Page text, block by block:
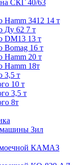
СКГ 40/63
Hamm 3412 14 т
Ду 62 7 т
DM13 13 т
Bomag 16 т
Hamm 20 т
Hamm 18т
3,5 т
10 т
3,5 т
8т
Зил
КАМАЗ